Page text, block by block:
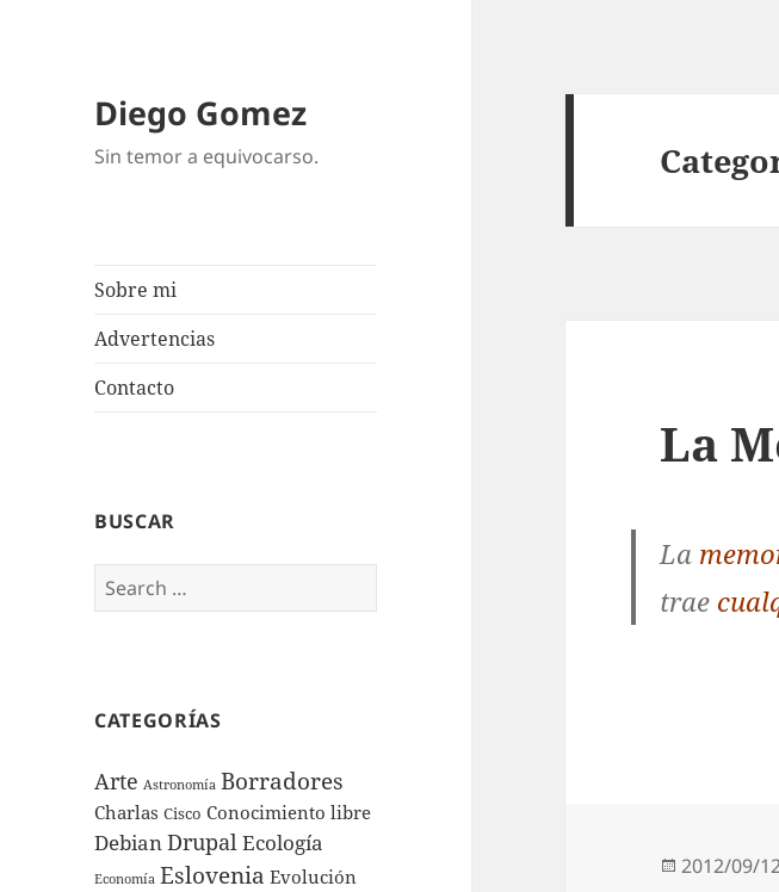
Diego Gomez
Sin temor a equivocarso.
Sobre mi
Advertencias
Contacto
BUSCAR
Search
for:
CATEGORÍAS
Arte Astronomía Borradores
Charlas Cisco Conocimiento libre
DebianDrupalEcología
Economía Eslovenia Evolución
La
La
trae
Posted
2012/09/